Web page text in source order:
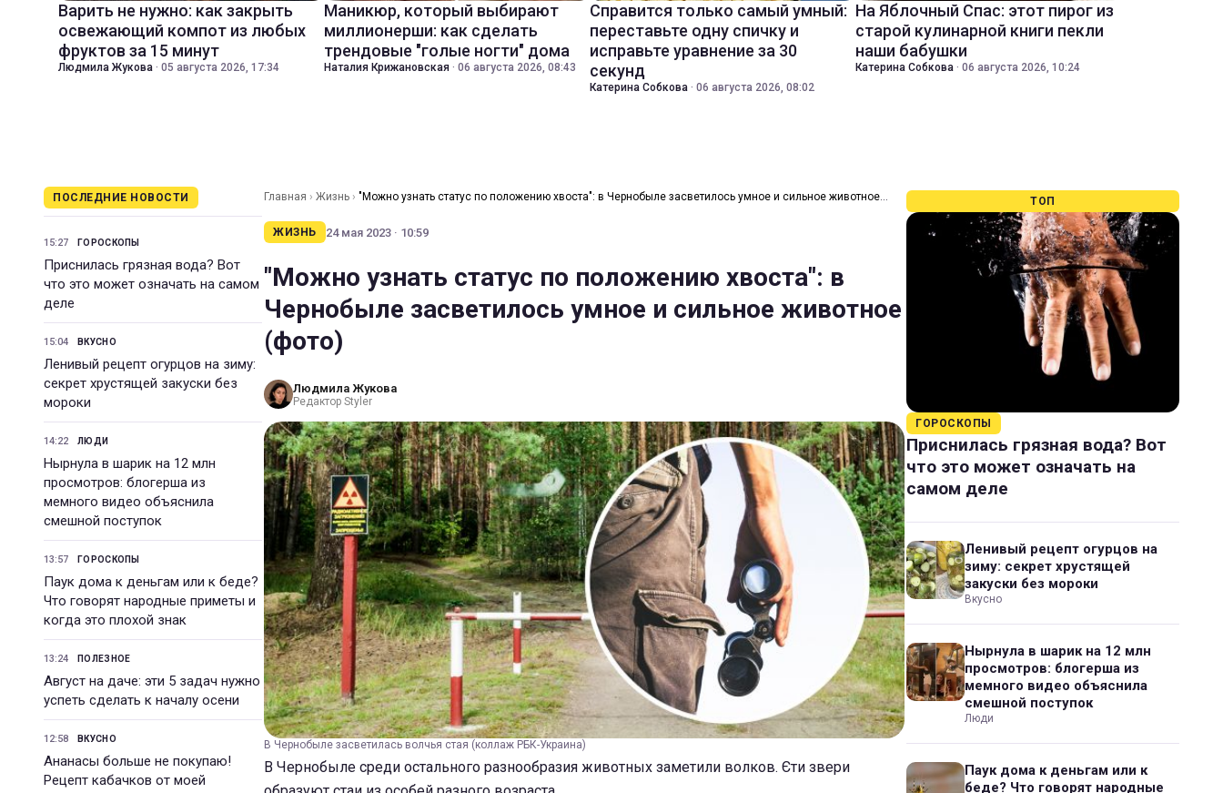
Варить не нужно: как закрыть
освежающий компот из любых
фруктов за 15 минут
Людмила Жукова · 05 августа 2026, 17:34
Маникюр, который выбирают
миллионерши: как сделать
трендовые "голые ногти" дома
Наталия Крижановская · 06 августа 2026, 08:43
Справится только самый умный:
переставьте одну спичку и
исправьте уравнение за 30
секунд
Катерина Собкова · 06 августа 2026, 08:02
На Яблочный Спас: этот пирог из
старой кулинарной книги пекли
наши бабушки
Катерина Собкова · 06 августа 2026, 10:24
ПОСЛЕДНИЕ НОВОСТИ
15:27 ГОРОСКОПЫ
Приснилась грязная вода? Вот
что это может означать на самом
деле
15:04 ВКУСНО
Ленивый рецепт огурцов на зиму:
секрет хрустящей закуски без
мороки
14:22 ЛЮДИ
Нырнула в шарик на 12 млн
просмотров: блогерша из
мемного видео объяснила
смешной поступок
13:57 ГОРОСКОПЫ
Паук дома к деньгам или к беде?
Что говорят народные приметы и
когда это плохой знак
13:24 ПОЛЕЗНОЕ
Август на даче: эти 5 задач нужно
успеть сделать к началу осени
12:58 ВКУСНО
Ананасы больше не покупаю!
Рецепт кабачков от моей
Главная › Жизнь › "Можно узнать статус по положению хвоста": в Чернобыле засветилось умное и сильное животное
ЖИЗНЬ
24 мая 2023 · 10:59
"Можно узнать статус по положению хвоста": в
Чернобыле засветилось умное и сильное животное
(фото)
Людмила Жукова
Редактор Styler
В Чернобыле засветилась волчья стая (коллаж РБК-Украина)
В Чернобыле среди остального разнообразия животных заметили волков. Єти звери
ТОП
ГОРОСКОПЫ
Приснилась грязная вода? Вот
что это может означать на
самом деле
Ленивый рецепт огурцов на
зиму: секрет хрустящей
закуски без мороки
Вкусно
Нырнула в шарик на 12 млн
просмотров: блогерша из
мемного видео объяснила
смешной поступок
Люди
Паук дома к деньгам или к
беде? Что говорят народные